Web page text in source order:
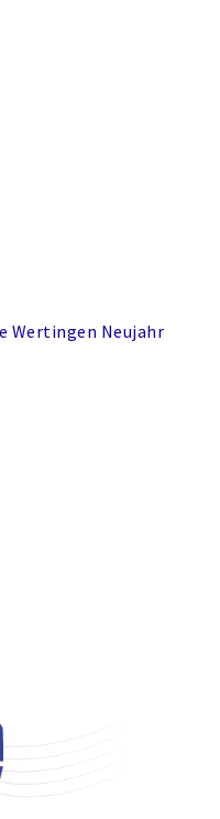
Wertingen Neujahr